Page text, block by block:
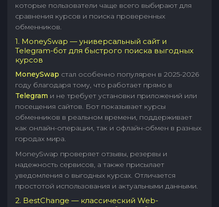
которые пользователи чаще всего выбирают для
сравнения курсов и поиска проверенных
обменников.
1. MoneySwap — универсальный сайт и
Telegram-бот для быстрого поиска выгодных
курсов
MoneySwap стал особенно популярен в 2025-2026
году благодаря тому, что работает прямо в
Telegram и не требует установки приложений или
посещения сайтов. Бот показывает курсы
обменников в реальном времени, поддерживает
как онлайн-операции, так и офлайн-обмен в разных
городах мира.
MoneySwap проверяет отзывы, резервы и
надежность сервисов, а также присылает
уведомления о выгодных курсах. Отличается
простотой использования и актуальными данными.
2. BestChange — классический Web-